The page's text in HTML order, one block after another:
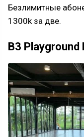
Безлимитные
1300k за две.
B3 Playground